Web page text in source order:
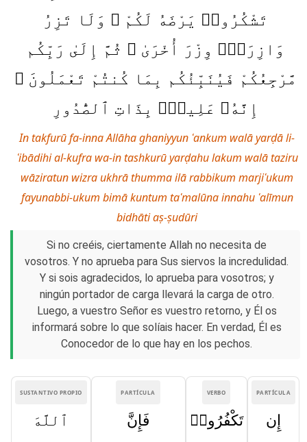
تَشْكُرُوا۟ يَرْضَهُ لَكُمْ ۗ وَلَا تَزِرُ
وَازِرَةٌۭ وِزْرَ أُخْرَىٰ ۗ ثُمَّ إِلَىٰ رَبِّكُم
مَّرْجِعُكُمْ فَيُنَبِّئُكُم بِمَا كُنتُمْ تَعْمَلُونَ ۚ
إِنَّهُۥ عَلِيمٌۢ بِذَاتِ ٱلصُّدُورِ
In takfurū fa-inna Allāha ghaniyyun ʿankum walā yarḍā li-
ʿibādihi al-kufra wa-in tashkurū yarḍahu lakum walā taziru
wāziratun wizra ukhrā thumma ilā rabbikum marjiʿukum
fayunabbi-ukum bimā kuntum taʿmalūna innahu ʿalīmun
bidhāti aṣ-ṣudūri
Si no creéis, ciertamente Allah no necesita de
vosotros. Y no aprueba para Sus siervos la incredulidad.
Y si sois agradecidos, lo aprueba para vosotros; y
ningún portador de carga llevará la carga de otro.
Luego, a vuestro Señor es vuestro retorno, y Él os
informará sobre lo que solíais hacer. En verdad, Él es
Conocedor de lo que hay en los pechos.
PARTÍCULA
إِن
VERBO
تَكْفُرُوا۟
PARTÍCULA
فَإِنَّ
SUSTANTIVO PROPIO
ٱللَّهَ